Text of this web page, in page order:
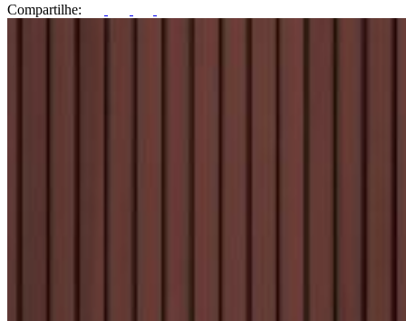
Compartilhe: